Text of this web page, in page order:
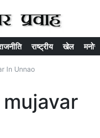
राष्ट्रीय खेल
In Unnao